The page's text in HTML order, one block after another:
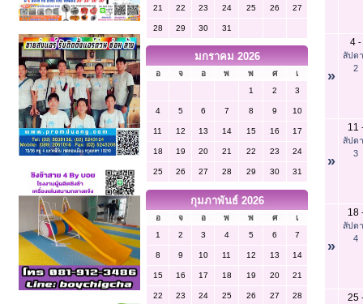
21 22 23 24 25 26 27
28 29 30 31
มกราคม 2026
อ จ อ พ พ ศ
เ
1
2 3
4 5 6 7 8 9 10
11 12 13 14 15 16 17
18 19 20 21 22 23 24
25 26 27 28 29 30 31
กุมภาพันธ์ 2026
อ จ อ พ พ ศ
เ
1
2 3 4 5 6 7
8 9 10 11 12 13 14
15 16 17 18 19 20 21
22 23 24 25 26 27 28
»
4 -
สัปด
2
»
11
สัปด
3
»
18
สัปด
4
25